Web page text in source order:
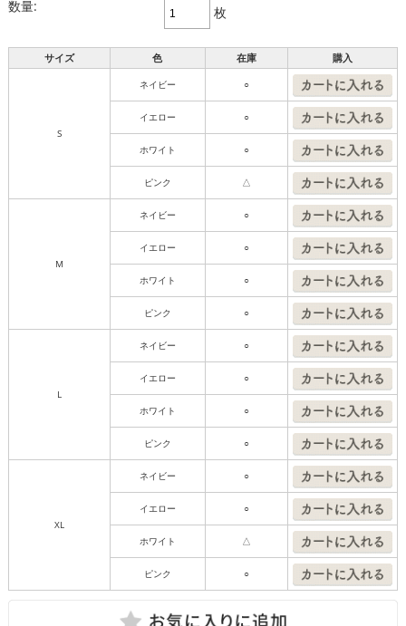
数量: 枚
サイズ 色 在庫 購入
S
ネイビー ○
イエロー ○
ホワイト ○
ピンク △
M
ネイビー ○
イエロー ○
ホワイト ○
ピンク ○
L
ネイビー ○
イエロー ○
ホワイト ○
ピンク ○
XL
ネイビー ○
イエロー ○
ホワイト △
ピンク ○